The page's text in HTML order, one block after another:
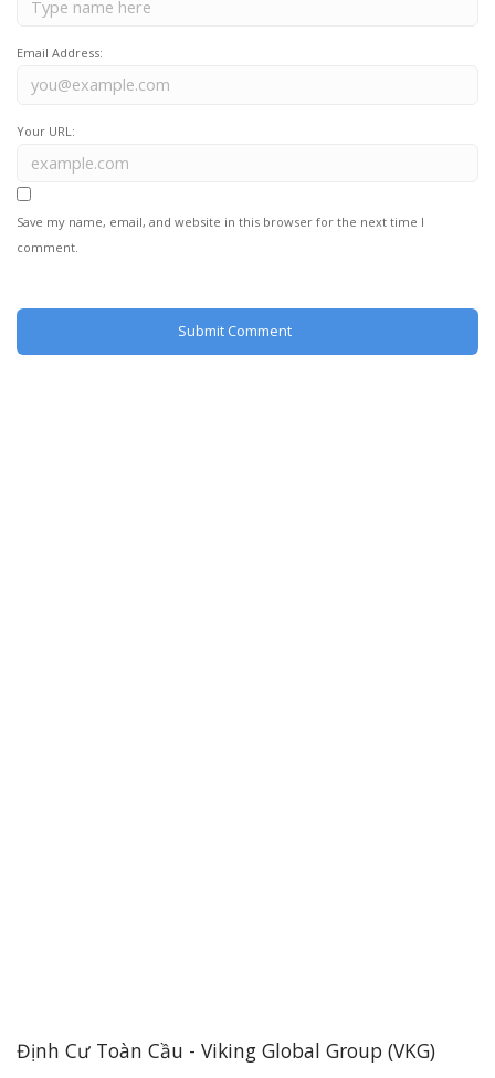
Email Address:
Your URL:
Save my name, email, and website in this browser for the next time I
comment.
Định Cư Toàn Cầu - Viking Global Group (VKG)